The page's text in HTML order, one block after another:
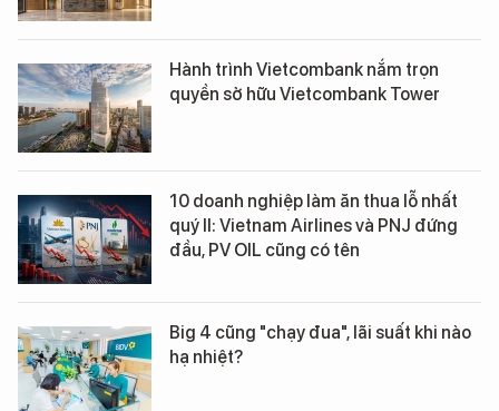
Hành trình Vietcombank nắm trọn
quyền sở hữu Vietcombank Tower
10 doanh nghiệp làm ăn thua lỗ nhất
quý II: Vietnam Airlines và PNJ đứng
đầu, PV OIL cũng có tên
Big 4 cũng "chạy đua", lãi suất khi nào
hạ nhiệt?